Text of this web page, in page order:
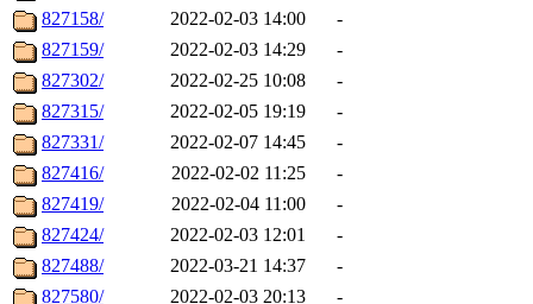
827158/
2022-02-03 14:00
-
827159/
2022-02-03 14:29
-
827302/
2022-02-25 10:08
-
827315/
2022-02-05 19:19
-
827331/
2022-02-07 14:45
-
827416/
2022-02-02 11:25
-
827419/
2022-02-04 11:00
-
827424/
2022-02-03 12:01
-
827488/
2022-03-21 14:37
-
827580/
2022-02-03 20:13
-